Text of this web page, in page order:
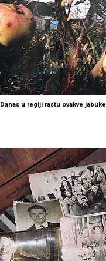
Danas u regiji rastu ovakve jabuke